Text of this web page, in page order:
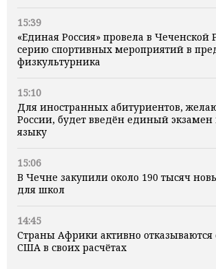
15:39
«Единая Россия» провела в Чеченской
серию спортивных мероприятий в
физкультурника
15:10
Для иностранных абитуриентов,
России, будет введён единый экзамен
языку
15:06
В Чечне закупили около 190 тысяч
для школ
14:45
Страны Африки активно отказываются
США в своих расчётах